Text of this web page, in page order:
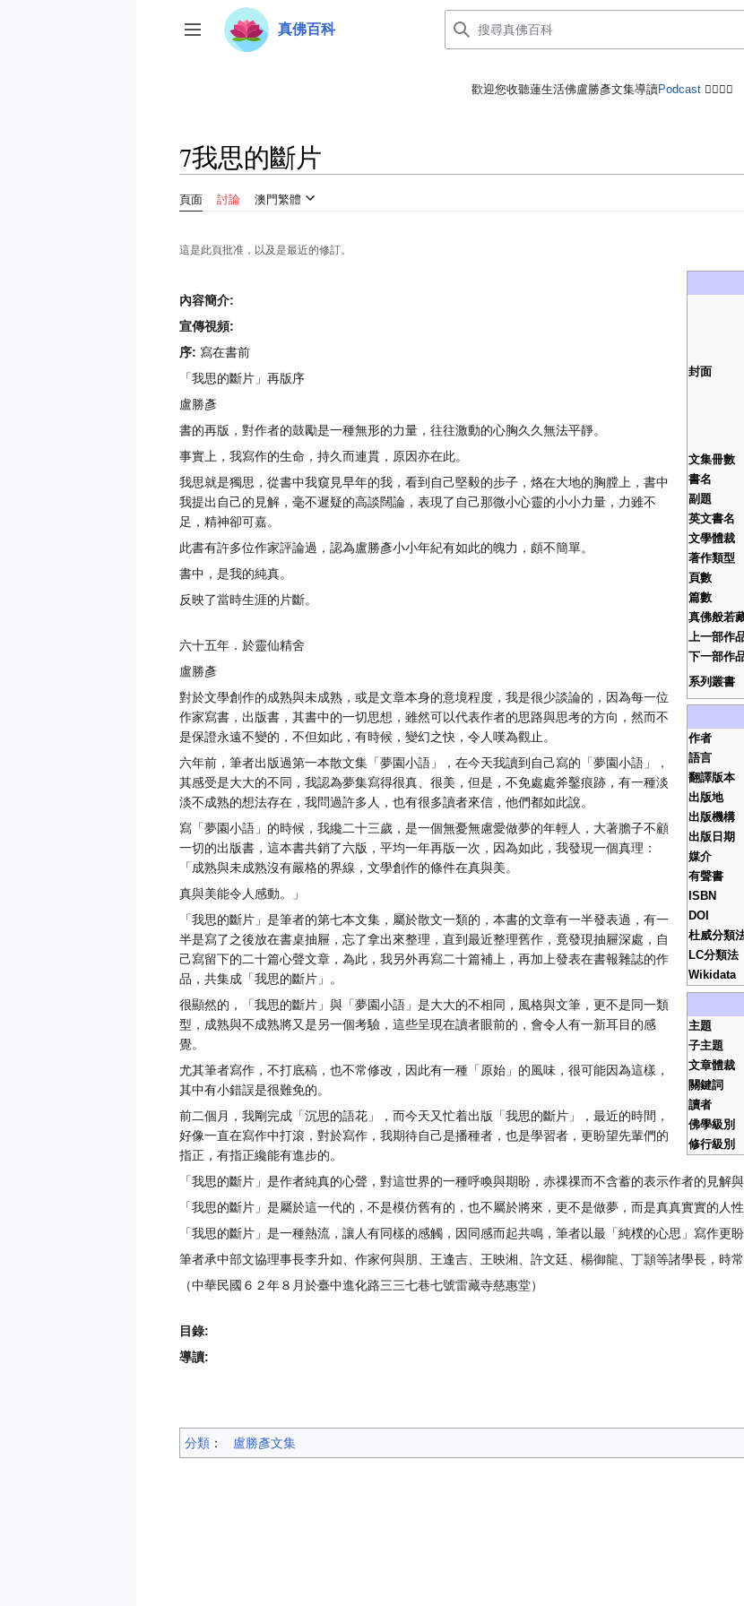
至切換側欄
真佛百科
歡迎您收聽蓮生活佛盧勝彥文集導讀Podcast 🙋‍♂️🙋‍♀️
7我思的斷片
頁面 討論 澳門繁體
這是此頁批准，以及是最近的修訂。
封面
文集冊數
書名
副題
英文書名
文學體裁
著作類型
頁數
篇數
真佛般若
上一部作
下一部作
系列叢書
作者
語言
翻譯版本
出版地
出版機構
出版日期
媒介
有聲書
ISBN
DOI
杜威分類
LC分類法
Wikidata
主題
子主題
文章體裁
關鍵詞
讀者
佛學級別
修行級別
內容簡介:
宣傳視頻:
序: 寫在書前
「我思的斷片」再版序
盧勝彥
書的再版，對作者的鼓勵是一種無形的力量，往往激動的心胸久久無法平靜。
事實上，我寫作的生命，持久而連貫，原因亦在此。
我思就是獨思，從書中我窺見早年的我，看到自己堅毅的步子，烙在大地的胸膛上，書中
我提出自己的見解，毫不遲疑的高談闊論，表現了自己那微小心靈的小小力量，力雖不
足，精神卻可嘉。
此書有許多位作家評論過，認為盧勝彥小小年紀有如此的魄力，頗不簡單。
書中，是我的純真。
反映了當時生涯的片斷。
六十五年．於靈仙精舍
盧勝彥
對於文學創作的成熟與未成熟，或是文章本身的意境程度，我是很少談論的，因為每一位
作家寫書，出版書，其書中的一切思想，雖然可以代表作者的思路與思考的方向，然而不
是保證永遠不變的，不但如此，有時候，變幻之快，令人嘆為觀止。
六年前，筆者出版過第一本散文集「夢園小語」，在今天我讀到自己寫的「夢園小語」，
其感受是大大的不同，我認為夢集寫得很真、很美，但是，不免處處斧鑿痕跡，有一種淡
淡不成熟的想法存在，我問過許多人，也有很多讀者來信，他們都如此說。
寫「夢園小語」的時候，我纔二十三歲，是一個無憂無慮愛做夢的年輕人，大著膽子不顧
一切的出版書，這本書共銷了六版，平均一年再版一次，因為如此，我發現一個真理：
「成熟與未成熟沒有嚴格的界線，文學創作的條件在真與美。
真與美能令人感動。」
「我思的斷片」是筆者的第七本文集，屬於散文一類的，本書的文章有一半發表過，有一
半是寫了之後放在書桌抽屜，忘了拿出來整理，直到最近整理舊作，竟發現抽屜深處，自
己寫留下的二十篇心聲文章，為此，我另外再寫二十篇補上，再加上發表在書報雜誌的作
品，共集成「我思的斷片」。
很顯然的，「我思的斷片」與「夢園小語」是大大的不相同，風格與文筆，更不是同一類
型，成熟與不成熟將又是另一個考驗，這些呈現在讀者眼前的，會令人有一新耳目的感
覺。
尤其筆者寫作，不打底稿，也不常修改，因此有一種「原始」的風味，很可能因為這樣，
其中有小錯誤是很難免的。
前二個月，我剛完成「沉思的語花」，而今天又忙着出版「我思的斷片」，最近的時間，
好像一直在寫作中打滾，對於寫作，我期待自己是播種者，也是學習者，更盼望先輩們的
指正，有指正纔能有進步的。
「我思的斷片」是作者純真的心聲，對這世界的一種呼喚與期盼，赤祼祼而不含蓄的表示作者的見解與
「我思的斷片」是屬於這一代的，不是模仿舊有的，也不屬於將來，更不是做夢，而是真真實實的人
「我思的斷片」是一種熱流，讓人有同樣的感觸，因同感而起共鳴，筆者以最「純樸的心思」寫作更
筆者承中部文協理事長李升如、作家何與朋、王逢吉、王映湘、許文廷、楊御龍、丁頴等諸學長，時常
（中華民國６２年８月於臺中進化路三三七巷七號雷藏寺慈惠堂）
目錄:
導讀:
分類 ：​ 盧勝彥文集